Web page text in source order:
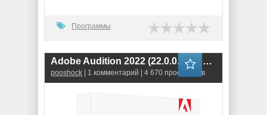
Программы
Adobe Audition 2022 (22.0.0.96) RePack
pooshock | 1 комментарий | 4 670 просмотров